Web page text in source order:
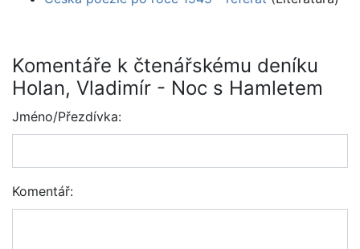
Komentáře k čtenářskému deníku
Holan, Vladimír - Noc s Hamletem
Jméno/Přezdívka:
Komentář: